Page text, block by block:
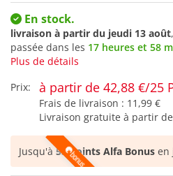
En stock.
livraison à partir du jeudi 13 août
passée dans les 17 heures et 58
Plus de détails
Prix:
à partir de 42,88 €/25
Frais de livraison : 11,99 €
Livraison gratuite à partir de
Jusqu'à53 points Alfa Bonus en